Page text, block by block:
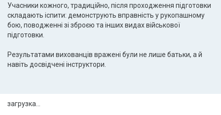
Учасники кожного, традиційно, після проходження підготовки
складають іспити: демонструють вправність у рукопашному
бою, поводженні зі зброєю та інших видах військової
підготовки.
Результатами вихованців вражені були не лише батьки, а й
навіть досвідчені інструктори.
загрузка...